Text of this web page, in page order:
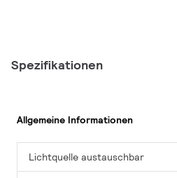
Spezifikationen
Allgemeine Informationen
Lichtquelle austauschbar